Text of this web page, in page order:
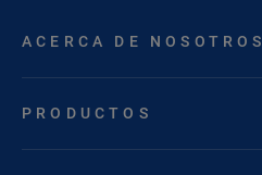
ACERCA DE NOSOTROS
PRODUCTOS